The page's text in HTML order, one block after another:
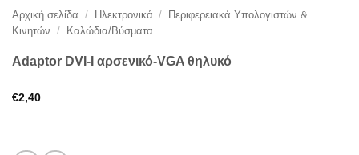
Αρχική σελίδα / Ηλεκτρονικά /
Περιφερειακά Υπολογιστών &
Κινητών / Καλώδια/Βύσματα
Adaptor DVI-I αρσενικό-VGA θηλυκό
€2,40